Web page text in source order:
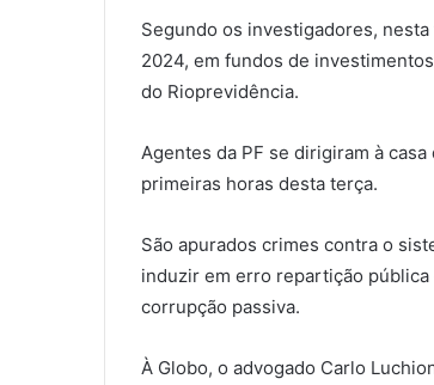
Segundo os investigadores,
2024, em fundos de
do Rioprevidência.
Agentes da PF se dirigiram à
primeiras horas desta terça.
São apurados crimes contra o
induzir em erro repartição
corrupção passiva.
À Globo, o advogado Carlo